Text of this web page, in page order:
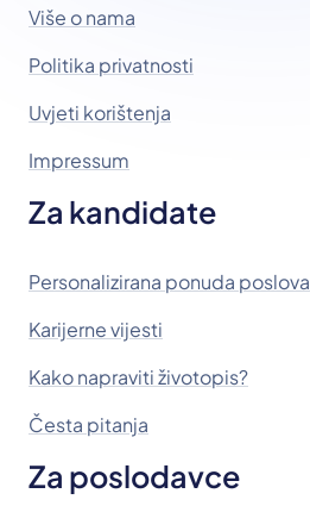
Više o nama
Politika privatnosti
Uvjeti korištenja
Impressum
Za kandidate
Personalizirana ponuda poslova
Karijerne vijesti
Kako napraviti životopis?
Česta pitanja
Za poslodavce